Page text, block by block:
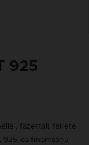
925
fazettált fekete
ös finomságú